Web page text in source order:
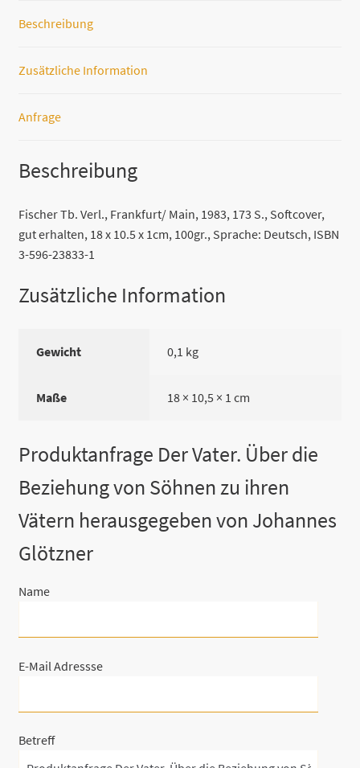
von
Glötzner
Beschreibung
Zusätzliche Information
Anfrage
Beschreibung
Fischer Tb. Verl., Frankfurt/ Main, 1983, 173 S., Softcover,
gut erhalten, 18 x 10.5 x 1cm, 100gr., Sprache: Deutsch, ISBN
3-596-23833-1
Zusätzliche Information
Gewicht 0,1 kg
Maße 18 × 10,5 × 1 cm
Produktanfrage Der Vater. Über die
Beziehung von Söhnen zu ihren
Vätern herausgegeben von Johannes
Glötzner
Name
E-Mail Adressse
Betreff